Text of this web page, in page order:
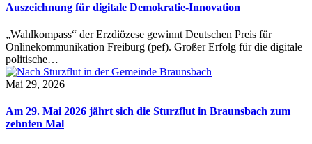
Auszeichnung für digitale Demokratie-Innovation
„Wahlkompass“ der Erzdiözese gewinnt Deutschen Preis für
Onlinekommunikation Freiburg (pef). Großer Erfolg für die digitale
politische…
Mai 29, 2026
Am 29. Mai 2026 jährt sich die Sturzflut in Braunsbach zum
zehnten Mal